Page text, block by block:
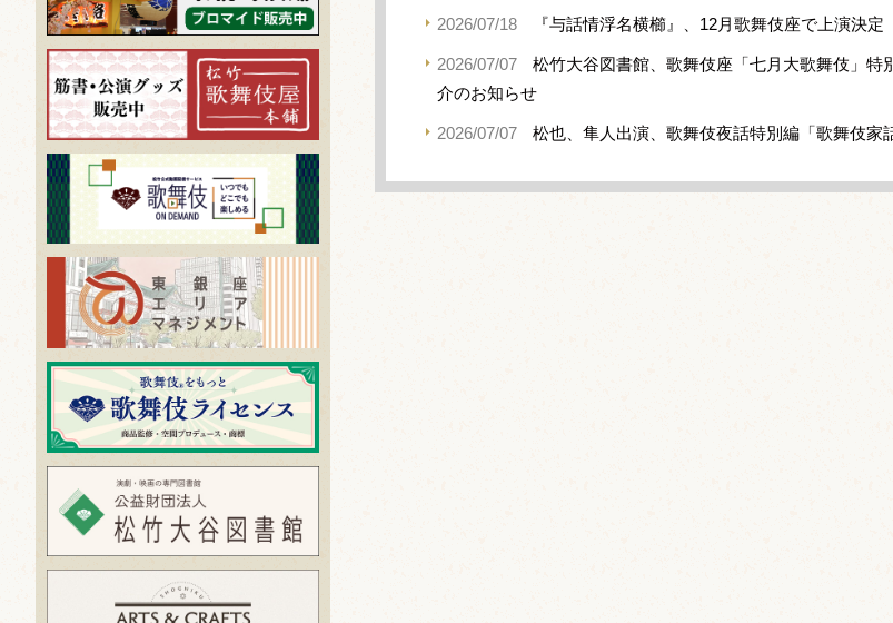
2026/07/18 『与話情浮名横櫛』、12月歌舞伎座で上演決定
2026/07/07
松竹大谷図書館、歌舞伎座「七月大歌舞伎」
介のお知らせ
2026/07/07 松也、隼人出演、歌舞伎夜話特別編「歌舞伎家